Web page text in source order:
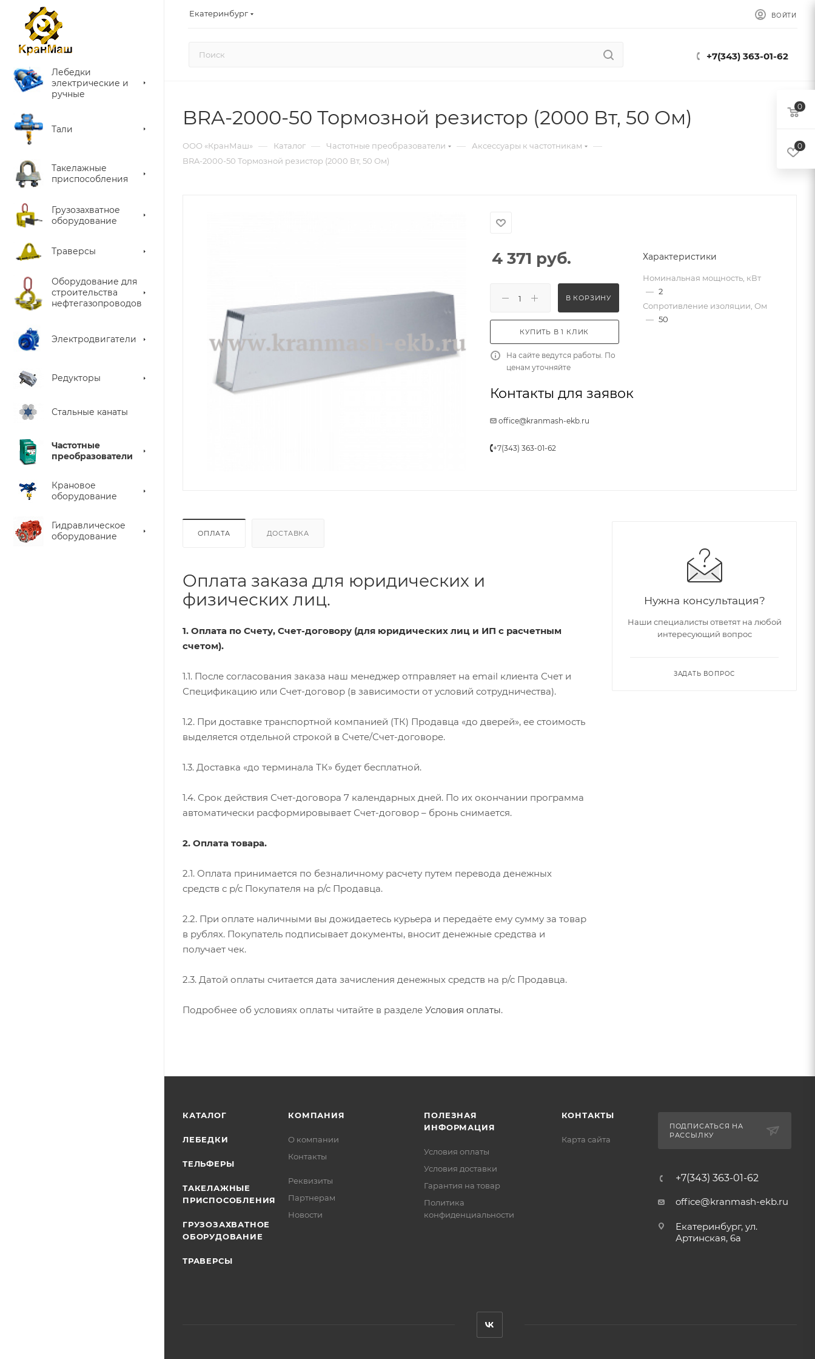
Екатеринбург ВОЙТИ
+7(343) 363-01-62
Лебедки
электрические и
ручные
Тали
Такелажные
приспособления
Грузозахватное
оборудование
Траверсы
Оборудование для
строительства
нефтегазопроводов
Электродвигатели
Редукторы
Стальные канаты
Частотные
преобразователи
Крановое
оборудование
Гидравлическое
оборудование
BRA-2000-50 Тормозной резистор (2000 Вт, 50 Ом)
ООО «КранМаш» — Каталог — Частотные преобразователи — Аксессуары к частотникам —
BRA-2000-50 Тормозной резистор (2000 Вт, 50 Ом)
4 371 руб.
В КОРЗИНУ
КУПИТЬ В 1 КЛИК
На сайте ведутся работы. По
ценам уточняйте
Характеристики
Номинальная мощность, кВт
— 2
Сопротивление изоляции, Ом
— 50
Контакты для заявок
office@kranmash-ekb.ru
+7(343) 363-01-62
ОПЛАТА ДОСТАВКА
Оплата заказа для юридических и
физических лиц.
1. Оплата по Счету, Счет-договору (для юридических лиц и ИП с расчетным
счетом).
1.1. После согласования заказа наш менеджер отправляет на email клиента Счет и
Спецификацию или Счет-договор (в зависимости от условий сотрудничества).
1.2. При доставке транспортной компанией (ТК) Продавца «до дверей», ее стоимость
выделяется отдельной строкой в Счете/Счет-договоре.
1.3. Доставка «до терминала ТК» будет бесплатной.
1.4. Срок действия Счет-договора 7 календарных дней. По их окончании программа
автоматически расформировывает Счет-договор – бронь снимается.
2. Оплата товара.
2.1. Оплата принимается по безналичному расчету путем перевода денежных
средств с р/с Покупателя на р/с Продавца.
2.2. При оплате наличными вы дожидаетесь курьера и передаёте ему сумму за товар
в рублях. Покупатель подписывает документы, вносит денежные средства и
получает чек.
2.3. Датой оплаты считается дата зачисления денежных средств на р/с Продавца.
Подробнее об условиях оплаты читайте в разделе Условия оплаты.
Нужна консультация?
Наши специалисты ответят на любой
интересующий вопрос
ЗАДАТЬ ВОПРОС
КАТАЛОГ
ЛЕБЕДКИ
ТЕЛЬФЕРЫ
ТАКЕЛАЖНЫЕ
ПРИСПОСОБЛЕНИЯ
ГРУЗОЗАХВАТНОЕ
ОБОРУДОВАНИЕ
ТРАВЕРСЫ
КОМПАНИЯ
О компании
Контакты
Реквизиты
Партнерам
Новости
ПОЛЕЗНАЯ
ИНФОРМАЦИЯ
Условия оплаты
Условия доставки
Гарантия на товар
Политика
конфиденциальности
КОНТАКТЫ
Карта сайта
ПОДПИСАТЬСЯ НА
РАССЫЛКУ
+7(343) 363-01-62
office@kranmash-ekb.ru
Екатеринбург, ул.
Артинская, 6а
0
0